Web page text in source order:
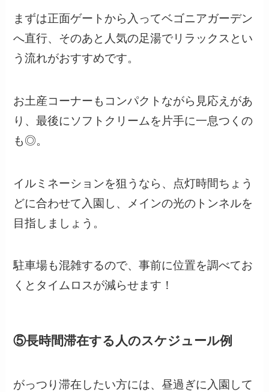
まずは正面ゲートから入ってベゴニアガーデン
へ直行、そのあと人気の足湯でリラックスとい
う流れがおすすめです。
お土産コーナーもコンパクトながら見応えがあ
り、最後にソフトクリームを片手に一息つくの
も◎。
イルミネーションを狙うなら、点灯時間ちょう
どに合わせて入園し、メインの光のトンネルを
目指しましょう。
駐車場も混雑するので、事前に位置を調べてお
くとタイムロスが減らせます！
⑤長時間滞在する人のスケジュール例
がっつり滞在したい方には、昼過ぎに入園して